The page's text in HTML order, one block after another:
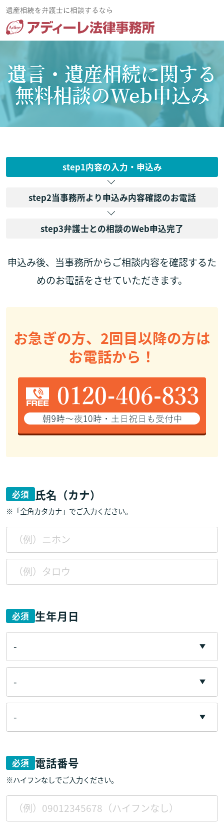
遺言・遺産相続に関する
無料相談のWeb申込み
step1内容の入力・申込み
step2当事務所より申込み内容確認のお電話
step3弁護士との相談のWeb申込完了
申込み後、当事務所からご相談内容を確認するた
めのお電話をさせていただきます。
お急ぎの方、2回目以降の方は
お電話から！
必須 氏名（カナ）
※「全角カタカナ」でご入力ください。
必須 生年月日
必須 電話番号
※ハイフンなしでご入力ください。